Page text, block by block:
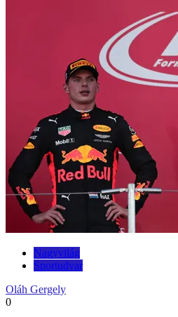
Nagyvilág
Sportudvar
Oláh Gergely
0